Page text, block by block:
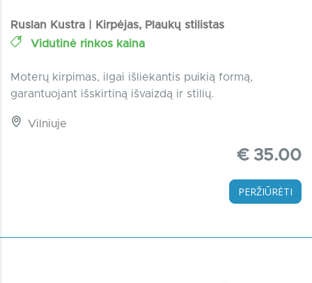
Ruslan Kustra | Kirpėjas, Plaukų stilistas
Vidutinė rinkos kaina
Moterų kirpimas, ilgai išliekantis puikią formą,
garantuojant išskirtiną išvaizdą ir stilių.
Vilniuje
€ 35.00
PERŽIŪRĖTI